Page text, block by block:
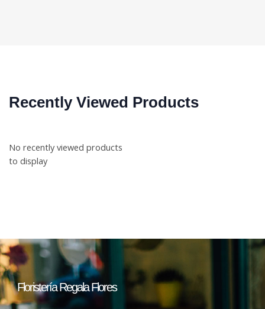
Recently Viewed Products
No recently viewed products
to display
Floristería Regala Flores